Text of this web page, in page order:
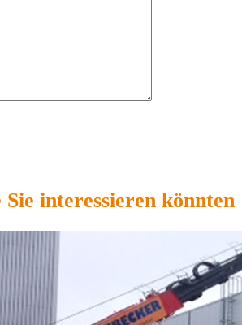
interessieren könnten